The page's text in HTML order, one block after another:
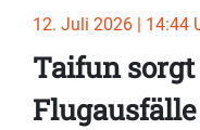
12. Juli 2026 | 14:44
Taifun